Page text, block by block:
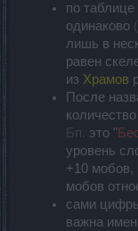
по
одинаково
лишь в
равен
из Храмов
После
Бп.
это "
уровень
+10 мобов,
мобов
сами
важна